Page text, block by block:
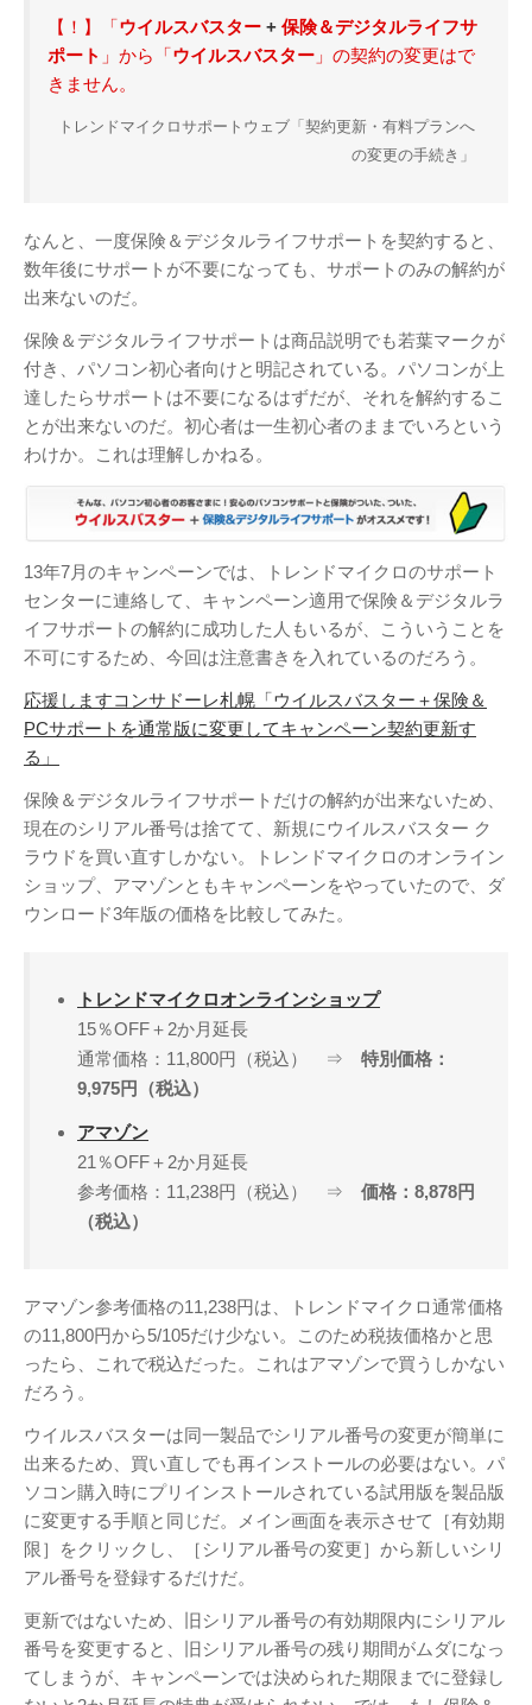
訃報 谷根千 通販サイト
アタゴオル
ごろなお通信
（Facebook）
謎の円盤UFO
FANDERSON
FANDERSON（Facebook
The Official Gerry
Anderson Website
UFO Series Home Page
UFO Series Home
Page（Facebook）
S.H.A.D.O. Research
Labs
Anderson Japanese
Information
特撮 プロップス 倉庫
ペンギン貿易
GALLERY SIDE
2（Facebook）
【！】「ウイルスバスター + 保険＆デジタルライフサ
ポート 」から「ウイルスバスター 」の契約の変更はで
きません。
トレンドマイクロサポートウェブ「契約更新・有料プランへ
の変更の手続き」
なんと、一度保険＆デジタルライフサポートを契約すると、
数年後にサポートが不要になっても、サポートのみの解約が
出来ないのだ。
保険＆デジタルライフサポートは商品説明でも若葉マークが
付き、パソコン初心者向けと明記されている。パソコンが上
達したらサポートは不要になるはずだが、それを解約するこ
とが出来ないのだ。初心者は一生初心者のままでいろという
わけか。これは理解しかねる。
13年7月のキャンペーンでは、トレンドマイクロのサポート
センターに連絡して、キャンペーン適用で保険＆デジタルラ
イフサポートの解約に成功した人もいるが、こういうことを
不可にするため、今回は注意書きを入れているのだろう。
応援しますコンサドーレ札幌「ウイルスバスター＋保険＆
PCサポートを通常版に変更してキャンペーン契約更新す
る」
保険＆デジタルライフサポートだけの解約が出来ないため、
現在のシリアル番号は捨てて、新規にウイルスバスター ク
ラウドを買い直すしかない。トレンドマイクロのオンライン
ショップ、アマゾンともキャンペーンをやっていたので、ダ
ウンロード3年版の価格を比較してみた。
トレンドマイクロオンラインショップ
15％OFF＋2か月延長
通常価格：11,800円（税込） ⇒ 特別価格：
9,975円（税込）
アマゾン
21％OFF＋2か月延長
参考価格：11,238円（税込） ⇒ 価格：8,878円
（税込）
アマゾン参考価格の11,238円は、トレンドマイクロ通常価格
の11,800円から5/105だけ少ない。このため税抜価格かと思
ったら、これで税込だった。これはアマゾンで買うしかない
だろう。
ウイルスバスターは同一製品でシリアル番号の変更が簡単に
出来るため、買い直しでも再インストールの必要はない。パ
ソコン購入時にプリインストールされている試用版を製品版
に変更する手順と同じだ。メイン画面を表示させて［有効期
限］をクリックし、［シリアル番号の変更］から新しいシリ
アル番号を登録するだけだ。
更新ではないため、旧シリアル番号の有効期限内にシリアル
番号を変更すると、旧シリアル番号の残り期間がムダになっ
てしまうが、キャンペーンでは決められた期限までに登録し